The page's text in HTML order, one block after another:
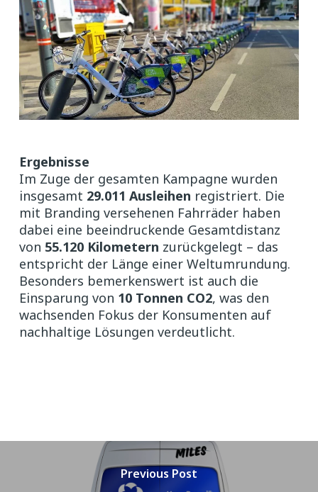
Ergebnisse
Im Zuge der gesamten Kampagne wurden
insgesamt 29.011 Ausleihen registriert. Die
mit Branding versehenen Fahrräder haben
dabei eine beeindruckende Gesamtdistanz
von 55.120 Kilometern zurückgelegt – das
entspricht der Länge einer Weltumrundung.
Besonders bemerkenswert ist auch die
Einsparung von 10 Tonnen CO2, was den
wachsenden Fokus der Konsumenten auf
nachhaltige Lösungen verdeutlicht.
Previous Post